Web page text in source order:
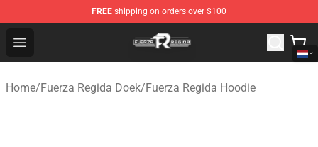
FREE shipping on orders over $100
Open menu
Fuerza Regida Shop - Official Fuerza Regida
Home/Fuerza Regida Doek/Fuerza Regida Hoodie